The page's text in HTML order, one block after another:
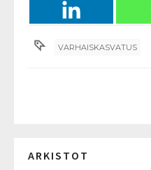
VARHAISKASVATUS
ARKISTOT